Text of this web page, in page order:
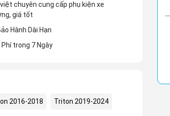
chuyên cung cấp phụ kiện xe
giá tốt
Hành Dài Hạn
trong 7 Ngày
2016-2018 Triton 2019-2024